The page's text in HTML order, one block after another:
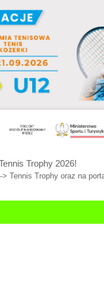
Trophy 2026!
Tennis Trophy oraz na